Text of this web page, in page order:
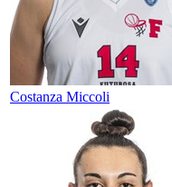
Costanza Miccoli